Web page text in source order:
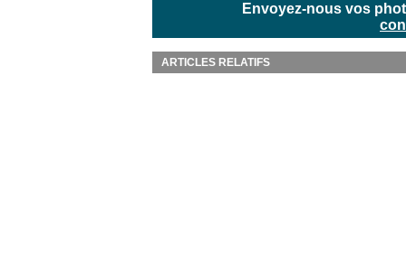
Envoyez-nous vos
ARTICLES RELATIFS